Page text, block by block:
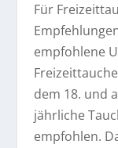
Für
empfohlene
dem 18. und
jährliche
empfohlen.